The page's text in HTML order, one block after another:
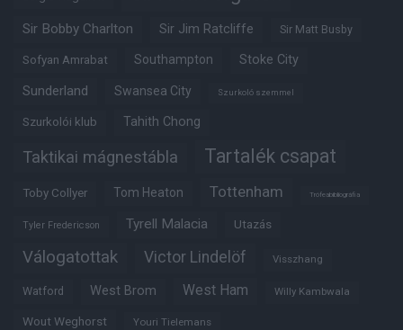
Sir Bobby Charlton Sir Jim Ratcliffe Sir Matt Busby
Sofyan Amrabat Southampton Stoke City
Sunderland Swansea City Szurkoló szemmel
Szurkolói klub Tahith Chong
Taktikai mágnestábla Tartalék csapat
Toby Collyer Tom Heaton Tottenham Trófeabibliográfia
Tyler Fredericson Tyrell Malacia Utazás
Válogatottak Victor Lindelöf Visszhang
Watford West Brom West Ham Willy Kambwala
Wout Weghorst Youri Tielemans